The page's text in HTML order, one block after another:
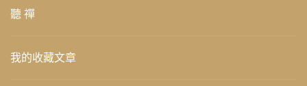
聽 禪
我的收藏文章